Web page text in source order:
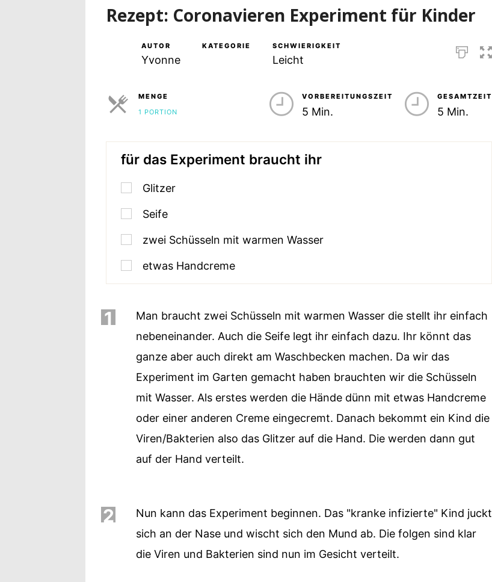
Rezept: Coronavieren Experiment für Kinder
AUTOR
Yvonne
KATEGORIE SCHWIERIGKEIT
Leicht
MENGE
1 PORTION
VORBEREITUNGSZEIT
5 Min.
GESAMTZEIT
5 Min.
für das Experiment braucht ihr
Glitzer
Seife
zwei Schüsseln mit warmen Wasser
etwas Handcreme
1
Man braucht zwei Schüsseln mit warmen Wasser die stellt ihr einfach
nebeneinander. Auch die Seife legt ihr einfach dazu. Ihr könnt das
ganze aber auch direkt am Waschbecken machen. Da wir das
Experiment im Garten gemacht haben brauchten wir die Schüsseln
mit Wasser. Als erstes werden die Hände dünn mit etwas Handcreme
oder einer anderen Creme eingecremt. Danach bekommt ein Kind die
Viren/Bakterien also das Glitzer auf die Hand. Die werden dann gut
auf der Hand verteilt.
2
Nun kann das Experiment beginnen. Das "kranke infizierte" Kind juckt
sich an der Nase und wischt sich den Mund ab. Die folgen sind klar
die Viren und Bakterien sind nun im Gesicht verteilt.